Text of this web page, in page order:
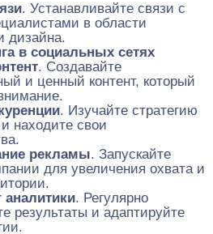
. Устанавливайте связи с
в области
дизайна.
в социальных сетях
. Создавайте
и ценный контент, который
. Изучайте стратегию
и находите свои
рекламы. Запускайте
для увеличения охвата и
аналитики. Регулярно
результаты и адаптируйте